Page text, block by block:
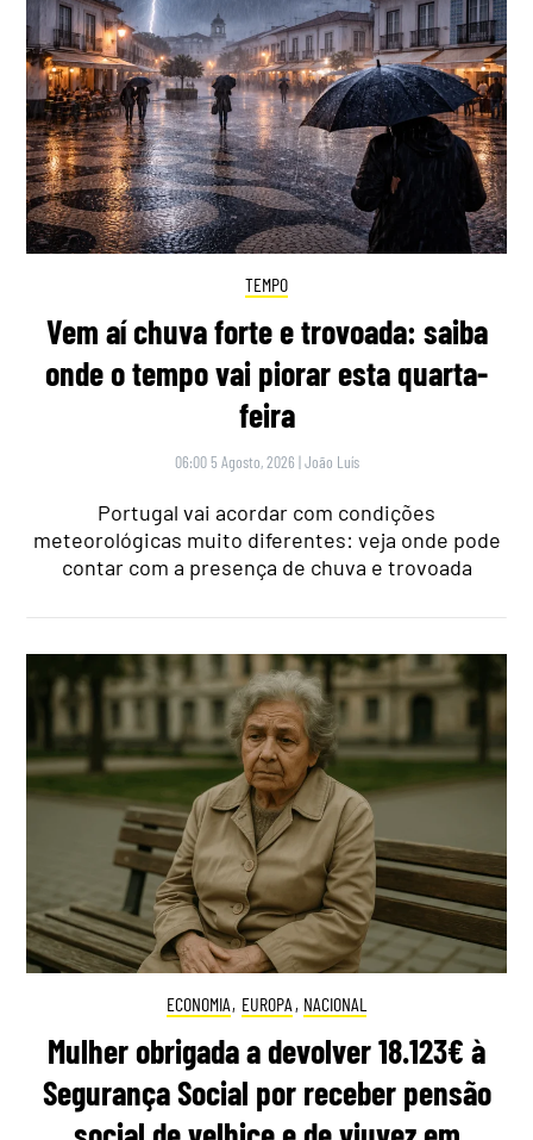
TEMPO
Vem aí chuva forte e trovoada: saiba
onde o tempo vai piorar esta quarta-
feira
06:00 5 Agosto, 2026 |João Luís
Portugal vai acordar com condições
meteorológicas muito diferentes: veja onde pode
contar com a presença de chuva e trovoada
ECONOMIA, EUROPA , NACIONAL
Mulher obrigada a devolver 18.123€ à
Segurança Social por receber pensão